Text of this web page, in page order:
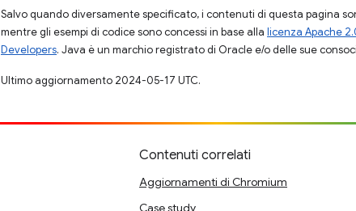
Salvo quando diversamente specificato, i contenuti di questa pagina
mentre gli esempi di codice sono concessi in base alla licenza Apache
Developers. Java è un marchio registrato di Oracle e/o delle sue
Ultimo aggiornamento 2024-05-17 UTC.
Contenuti correlati
Aggiornamenti di Chromium
Case study